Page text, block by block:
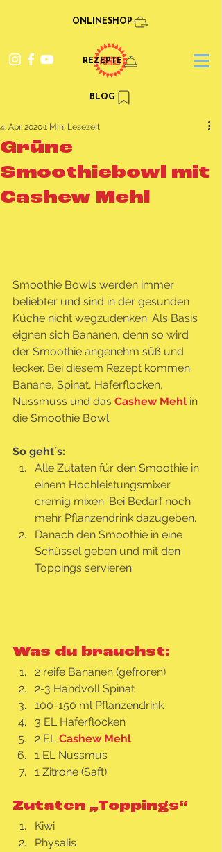
REZEPTE
BLOG
ONLINESHOP
Grüne
Smoothiebowl mit
Cashew Mehl
4. Apr. 20201 Min. Lesezeit
Smoothie Bowls werden immer
beliebter und sind in der gesunden
Küche nicht wegzudenken. Als Basis
eignen sich Bananen, denn so wird
der Smoothie angenehm süß und
lecker. Bei diesem Rezept kommen
Banane, Spinat, Haferflocken,
Nussmuss und das Cashew Mehl in
die Smoothie Bowl.
So geht´s:
Alle Zutaten für den Smoothie in
einem Hochleistungsmixer
cremig mixen. Bei Bedarf noch
mehr Pflanzendrink dazugeben.
Danach den Smoothie in eine
Schüssel geben und mit den
Toppings servieren.
Was du brauchst:
2 reife Bananen (gefroren)
2-3 Handvoll Spinat
100-150 ml Pflanzendrink
3 EL Haferflocken
2 EL Cashew Mehl
1 EL Nussmus
1 Zitrone (Saft)
Zutaten „Toppings“
Kiwi
Physalis